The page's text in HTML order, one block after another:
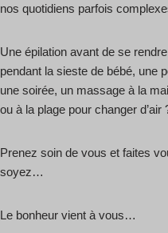
nos quotidiens parfois
Une épilation avant de se
pendant la sieste de bébé, une
une soirée, un massage à la
ou à la plage pour changer d’air
Prenez soin de vous et faites
soyez…
Le bonheur vient à vous…